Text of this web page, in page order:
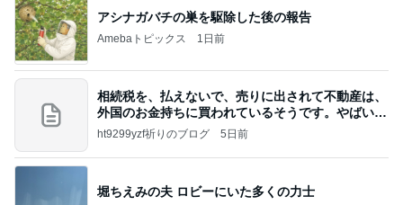
相続税を、払えないで、売りに出されて不動産は、
外国のお金持ちに買われているそうです。やばいで
すよ
ht9299yzf祈りのブログ 5日前
堀ちえみの夫 ロビーにいた多くの力士
ポッキー以来の・・・初ビーナス♪